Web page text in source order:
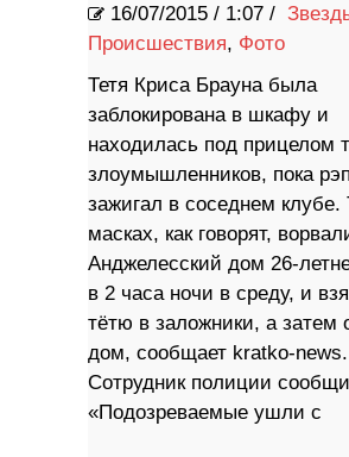
16/07/2015 / 1:07 /
Происшествия, Фото
Тетя Криса Брауна была
заблокирована в шкафу и
находилась под прицелом
злоумышленников, пока
зажигал в соседнем клубе.
масках, как говорят,
Анджелесский дом 26-
в 2 часа ночи в среду, и
тётю в заложники, а затем
дом, сообщает kratko-news.
Сотрудник полиции
«Подозреваемые ушли с